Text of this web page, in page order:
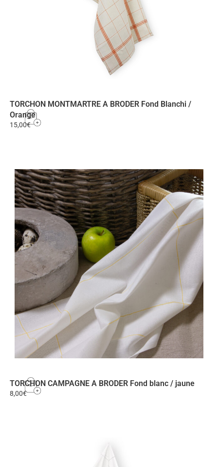
TORCHON MONTMARTRE A BRODER Fond Blanchi /
Orange
15,00€
TORCHON CAMPAGNE A BRODER Fond blanc / jaune
8,00€